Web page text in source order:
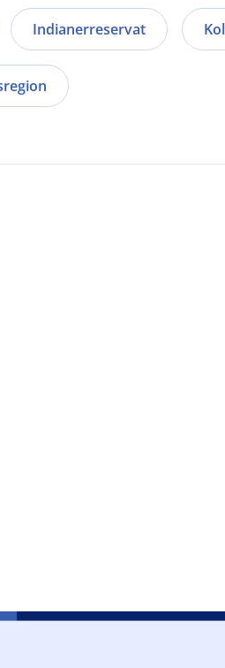
Indianerreservat